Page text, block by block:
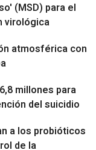
(MSD) para el
virológica
atmosférica con
millones para
del suicidio
a los probióticos
de la